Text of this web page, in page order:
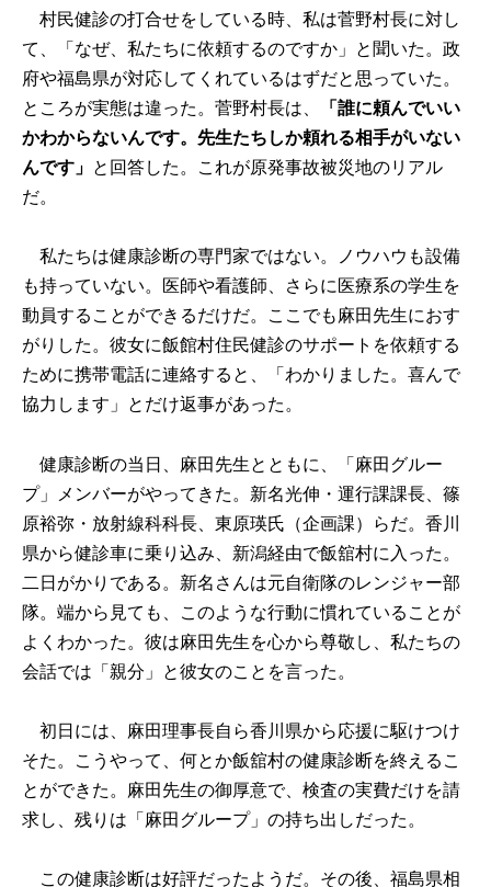
村民健診の打合せをしている時、私は菅野村長に対し
て、「なぜ、私たちに依頼するのですか」と聞いた。政
府や福島県が対応してくれているはずだと思っていた。
ところが実態は違った。菅野村長は、
「誰に頼んでいい
かわからないんです。先生たちしか頼れる相手がいない
んです」 と回答した。これが原発事故被災地のリアル
だ。
私たちは健康診断の専門家ではない。ノウハウも設備
も持っていない。医師や看護師、さらに医療系の学生を
動員することができるだけだ。ここでも麻田先生におす
がりした。彼女に飯館村住民健診のサポートを依頼する
ために携帯電話に連絡すると、「わかりました。喜んで
協力します」とだけ返事があった。
健康診断の当日、麻田先生とともに、「麻田グルー
プ」メンバーがやってきた。新名光伸・運行課課長、篠
原裕弥・放射線科科長、東原瑛氏（企画課）らだ。香川
県から健診車に乗り込み、新潟経由で飯舘村に入った。
二日がかりである。新名さんは元自衛隊のレンジャー部
隊。端から見ても、このような行動に慣れていることが
よくわかった。彼は麻田先生を心から尊敬し、私たちの
会話では「親分」と彼女のことを言った。
初日には、麻田理事長自ら香川県から応援に駆けつけ
そた。こうやって、何とか飯舘村の健康診断を終えるこ
とができた。麻田先生の御厚意で、検査の実費だけを請
求し、残りは「麻田グループ」の持ち出しだった。
この健康診断は好評だったようだ。その後、福島県相